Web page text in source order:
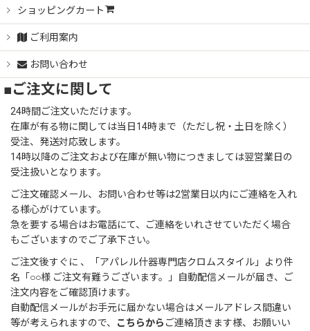
ショッピングカート
ご利用案内
お問い合わせ
■ご注文に関して
24時間ご注文いただけます。
在庫が有る物に関しては当日14時まで（ただし祝・土日を除く）
受注、発送対応致します。
14時以降のご注文および在庫が無い物につきましては翌営業日の
受注扱いとなります。
ご注文確認メール、お問い合わせ等は2営業日以内にご連絡を入れ
る様心がけています。
急を要する場合はお電話にて、ご連絡をいれさせていただく場合
もございますのでご了承下さい。
ご注文後すぐに 、「アパレル什器専門店クロムスタイル」より件
名「○○様 ご注文有難うございます。」自動配信メールが届き、ご
注文内容をご確認頂けます。
自動配信メールがお手元に届かない場合はメールアドレス間違い
等が考えられますので、
こちらから ご連絡頂きます様、お願いい